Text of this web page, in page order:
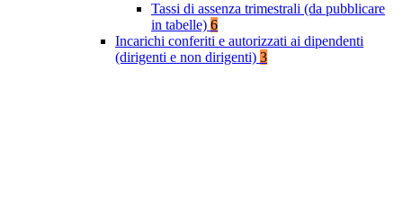
Tassi di assenza trimestrali (da pubblicare
in tabelle) 6
Incarichi conferiti e autorizzati ai dipendenti
(dirigenti e non dirigenti) 3